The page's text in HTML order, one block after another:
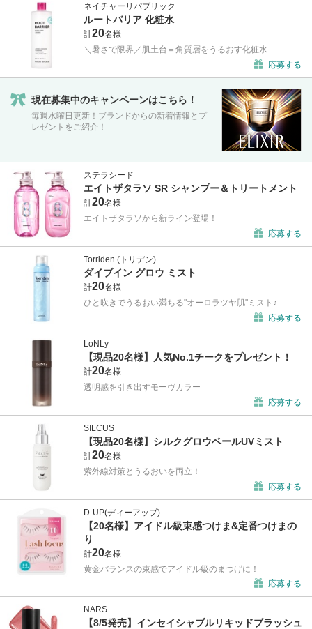
ネイチャーリパブリック
ルートバリア 化粧水
計20名様
＼暑さで限界／肌土台＝角質層をうるおす化粧水
応募する
現在募集中のキャンペーンはこちら！
毎週水曜日更新！ブランドからの新着情報とプ
レゼントをご紹介！
ステラシード
エイトザタラソ SR シャンプー＆トリートメント
計20名様
エイトザタラソから新ライン登場！
応募する
Torriden (トリデン)
ダイブイン グロウ ミスト
計20名様
ひと吹きでうるおい満ちる"オーロラツヤ肌"ミスト♪
応募する
LoNLy
【現品20名様】人気No.1チークをプレゼント！
計20名様
透明感を引き出すモーヴカラー
応募する
SILCUS
【現品20名様】シルクグロウベールUVミスト
計20名様
紫外線対策とうるおいを両立！
応募する
D-UP(ディーアップ)
【20名様】アイドル級束感つけま&定番つけまの
り
計20名様
黄金バランスの束感でアイドル級のまつげに！
応募する
NARS
【8/5発売】インセイシャブルリキッドブラッシュ